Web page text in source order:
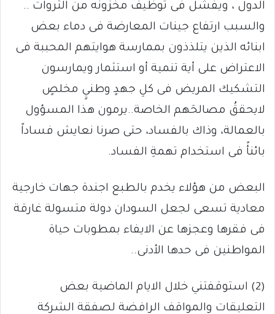
الدول ، ويفشل فى توظيف مخزونه من الثروات ..
والسبب ارتفاع جينات المعارضة فى دماء بعض
ابنائه الذين يتلذذون بممارسة هوايتهم المحببة فى
الاعتراض على أية تنمية أو استثمار ويمارسون
التشكيك المريض فى كلِ جهدٍ وطنيٍ مخلصٍ
لايحققُ مصالحَهم الخاصة..يرمون هذا المسؤول
بالعمالة، وذاك بالفساد، حتى صرنا نعايش فساداً
بائنأً فى استخدام تهمةِ الفساد.
البعض من هؤلاء يخدم بالطبع اجندة جهات خارجية
معادية تسعى لجعل السودان دولة متسولة غارقة
فى فقرها وعجزها عن الايفاء بمطوبات حياة
المواطنين فى حدها الأدنى..
(2) استوقفتني خلال الايام الماضية بعض
التعليقات والمواقف الرافضة لصفقة الشركة